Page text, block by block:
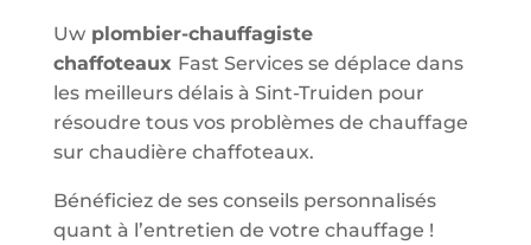
Uwplombier-chauffagiste
chaffoteaux Fast Services se déplace dans
les meilleurs délais à Sint-Truiden pour
résoudre tous vos problèmes de chauffage
sur chaudière chaffoteaux.
Bénéficiez de ses conseils personnalisés
quant à l’entretien de votre chauffage !